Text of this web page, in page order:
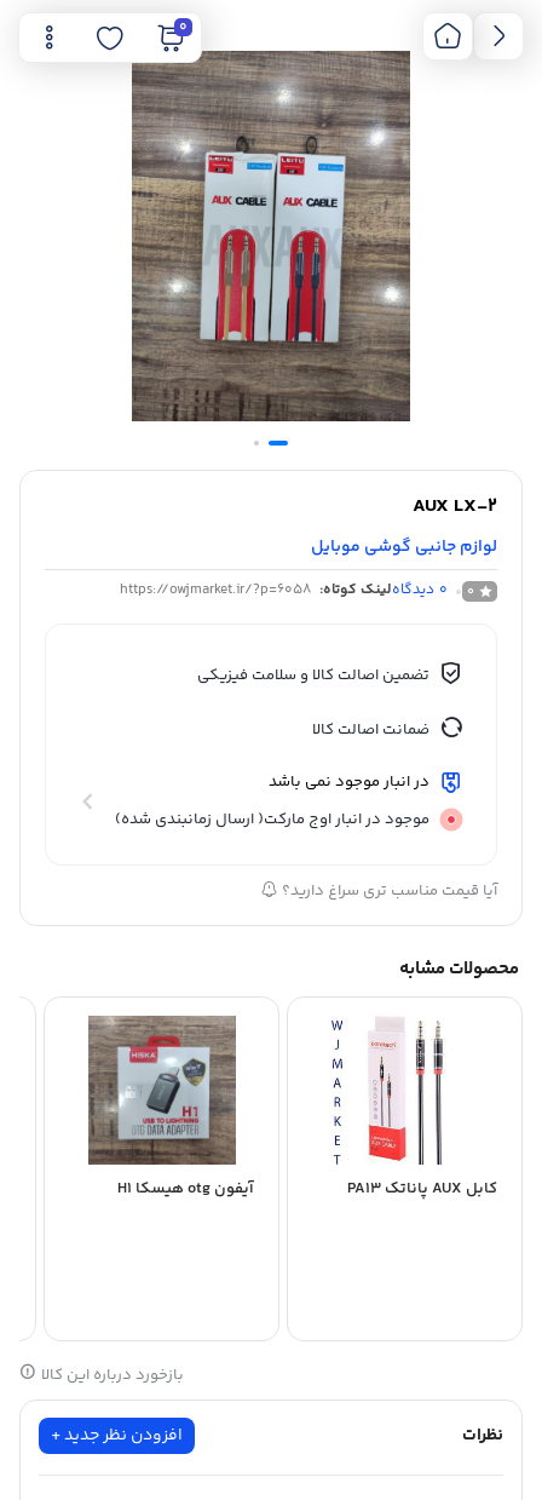
0
AUX LX-2
لوازم جانبی گوشی موبایل
0
0 دیدگاهلینک کوتاه: https://owjmarket.ir/?p=6058
تضمین اصالت کالا و سلامت فیزیکی
ضمانت اصالت کالا
در انبار موجود نمی باشد
موجود در انبار اوج مارکت( ارسال زمانبندی شده)
آیا قیمت مناسب تری سراغ دارید؟
محصولات مشابه
کابل AUX پاناتک PA13 آیفون otg هیسکا H1
بازخورد درباره این کالا
نظرات افزودن نظر جدید +